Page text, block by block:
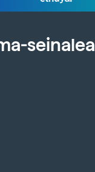
seinalea